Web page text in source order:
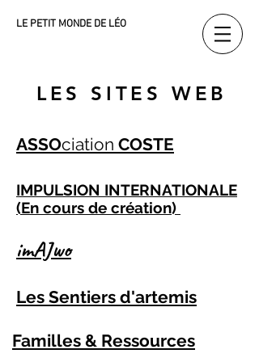
LE PETIT MONDE DE LÉO
LES SITES WEB
ASSOciation COSTE
IMPULSION INTERNATIONALE
(En cours de création)
imAJwo
Les Sentiers d'artemis
Familles & Ressources